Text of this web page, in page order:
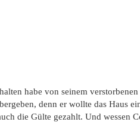
habe von seinem
denn er wollte das Haus
die Gülte gezahlt. Und wessen